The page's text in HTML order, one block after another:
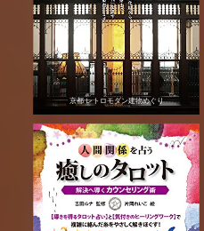
京都 レトロモダン建物めぐり